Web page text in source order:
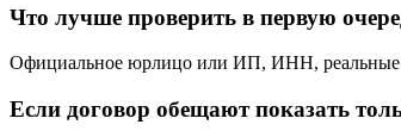
Что лучше проверить в первую
Официальное юрлицо или ИП, ИНН, реальные
Если договор обещают показать